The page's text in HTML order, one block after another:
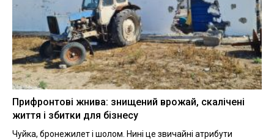
Прифронтові жнива: знищений врожай, скалічені
життя і збитки для бізнесу
Чуйка, бронежилет і шолом. Нині це звичайні атрибути